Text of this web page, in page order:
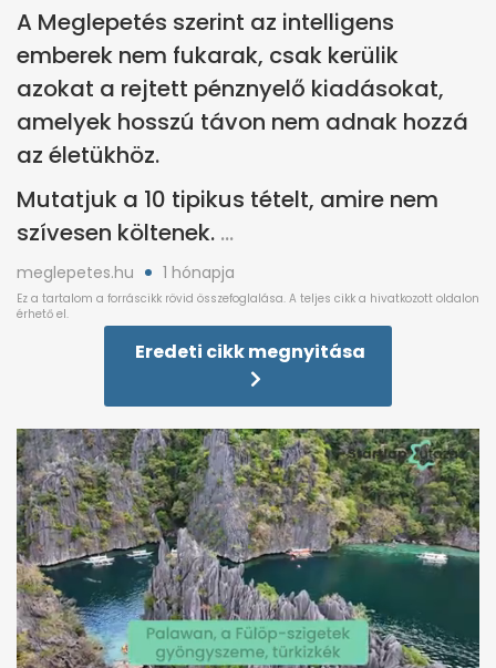
A Meglepetés szerint az intelligens
emberek nem fukarak, csak kerülik
azokat a rejtett pénznyelő kiadásokat,
amelyek hosszú távon nem adnak hozzá
az életükhöz.
Mutatjuk a 10 tipikus tételt, amire nem
szívesen költenek.
meglepetes.hu 1 hónapja
Eredeti cikk megnyitása